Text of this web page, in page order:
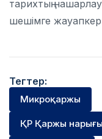
тарихтың
шешімге
Тегтер:
Микроқаржы
ҚР Қаржы